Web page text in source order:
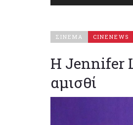
ΣΙΝΕΜΑ CINENEWS
Η Jennifer
αμισθί